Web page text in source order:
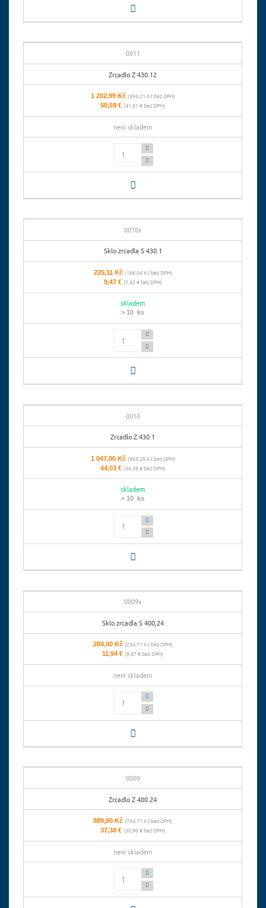
0011
Zrcadlo Z 430.12
1 202,99 Kč (994,21 Kč bez DPH)
50,59 €(41,81 € bez DPH)
není skladem
Počet
0010x
Sklo zrcadla S 430.1
225,11 Kč (186,04 Kč bez DPH)
9,47 € (7,82 € bez DPH)
skladem
> 10 ks
Počet
0010
Zrcadlo Z 430.1
1 047,00 Kč (865,29 Kč bez DPH)
44,03 €(36,39 € bez DPH)
skladem
> 10 ks
Počet
0009x
Sklo zrcadla S 400,24
284,00 Kč(234,71 Kč bez DPH)
11,94 €(9,87 € bez DPH)
není skladem
Počet
0009
Zrcadlo Z 400.24
889,00 Kč(734,71 Kč bez DPH)
37,38 €(30,90 € bez DPH)
není skladem
Počet